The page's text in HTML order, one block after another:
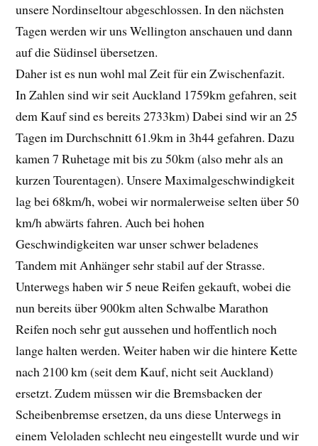
unsere Nordinseltour abgeschlossen. In den nächsten
Tagen werden wir uns Wellington anschauen und dann
auf die Südinsel übersetzen.
Daher ist es nun wohl mal Zeit für ein Zwischenfazit.
In Zahlen sind wir seit Auckland 1759km gefahren, seit
dem Kauf sind es bereits 2733km) Dabei sind wir an 25
Tagen im Durchschnitt 61.9km in 3h44 gefahren. Dazu
kamen 7 Ruhetage mit bis zu 50km (also mehr als an
kurzen Tourentagen). Unsere Maximalgeschwindigkeit
lag bei 68km/h, wobei wir normalerweise selten über 50
km/h abwärts fahren. Auch bei hohen
Geschwindigkeiten war unser schwer beladenes
Tandem mit Anhänger sehr stabil auf der Strasse.
Unterwegs haben wir 5 neue Reifen gekauft, wobei die
nun bereits über 900km alten Schwalbe Marathon
Reifen noch sehr gut aussehen und hoffentlich noch
lange halten werden. Weiter haben wir die hintere Kette
nach 2100 km (seit dem Kauf, nicht seit Auckland)
ersetzt. Zudem müssen wir die Bremsbacken der
Scheibenbremse ersetzen, da uns diese Unterwegs in
einem Veloladen schlecht neu eingestellt wurde und wir